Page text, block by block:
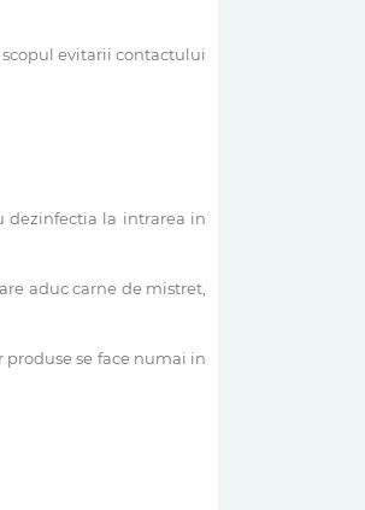
evitarii contactului
dezinfectia la intrarea in
aduc carne de mistret,
se face numai in